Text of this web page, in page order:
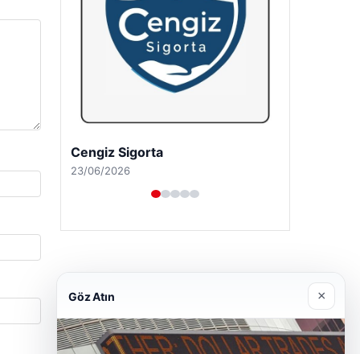
Hastaş Beton
26/05/2026
Göz Atın ×